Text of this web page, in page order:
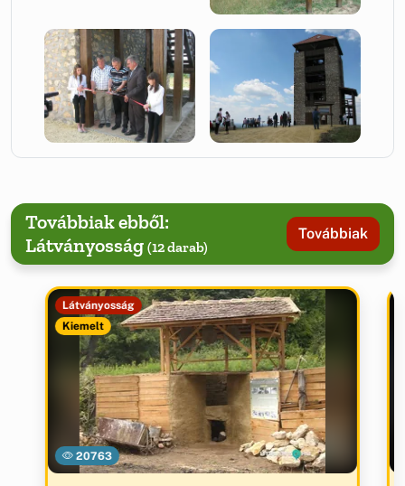
Továbbiak ebből:
Látványosság (12 darab)
Továbbiak
20763
Látványosság
Kiemelt